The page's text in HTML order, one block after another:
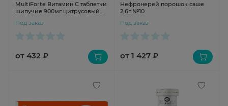
MultiForte Витамин С таблетки
шипучие 900мг цитрусовый
Под заказ
от 432 ₽
Нефронерей порошок саше
2,6г №10
Под заказ
от 1 427 ₽